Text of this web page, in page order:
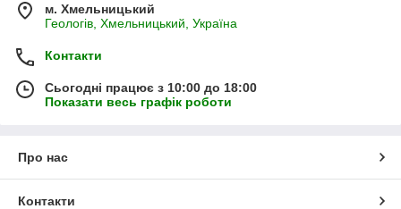
м. Хмельницький
Геологів, Хмельницький, Україна
Контакти
Сьогодні працює з 10:00 до 18:00
Показати весь графік роботи
Про нас
Контакти